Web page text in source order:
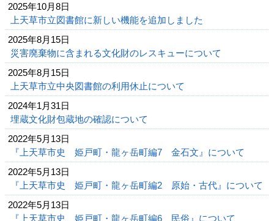
2025年10月8日
上天草市立図書館に新しい機能を追加しました
2025年8月15日
災害廃棄物に含まれる文化財のレスキューについて
2025年8月15日
上天草市立中央図書館の利用休止について
2024年1月31日
埋蔵文化財包蔵地の確認について
2022年5月13日
『上天草市史 姫戸町・龍ヶ岳町編7 金石文』について
2022年5月13日
『上天草市史 姫戸町・龍ヶ岳町編2 原始・古代』について
2022年5月13日
『上天草市史 姫戸町・龍ヶ岳町編6 民俗』について